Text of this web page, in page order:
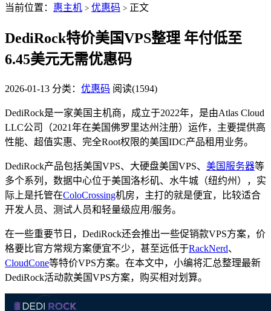
当前位置： 惠主机 > 优惠码 > 正文
DediRock特价美国VPS整理 年付低至
6.45美元无需优惠码
2026-01-13 分类： 优惠码 阅读(1594)
DediRock是一家美国主机商，成立于2022年，是由Atlas Cloud
LLC公司（2021年在美国佛罗里达州注册）运作，主要提供高
性能、超值实惠、完全Root权限的美国IDC产品租用业务。
DediRock产品包括美国VPS、大硬盘美国VPS、 美国服务器等
多个系列，数据中心位于美国洛杉矶、水牛城（纽约州），实
际上是托管在ColoCrossing机房，主打的就是便宜，比较适合
开发人员、测试人员和轻量级应用/服务。
在一些重要节日，DediRock还会推出一些促销款VPS方案，价
格要比官方常规方案便宜不少，甚至远低于RackNerd、
CloudCone等特价VPS方案。在本文中，小编将汇总整理最新
DediRock活动款美国VPS方案，购买相对划算。